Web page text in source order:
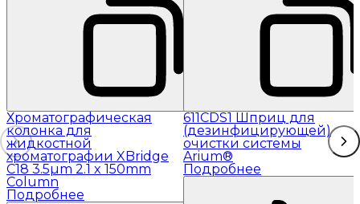
Хроматографическая
колонка для
жидкостной
хроматографии XBridge
C18 3.5µm 2.1 x 150mm
Column
Подробнее
611CDS1 Шприц для
(дезинфицирующей)
очистки системы
Arium®
Подробнее